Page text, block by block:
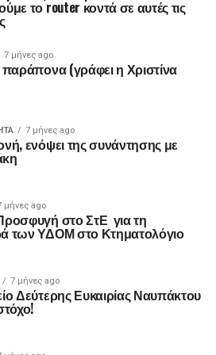
το router κοντά σε αυτές τις
7 μήνες ago
παράπονα (γράφει η Χριστίνα
7 μήνες ago
ενόψει της συνάντησης με
μήνες ago
στο ΣτΕ για τη
των ΥΔΟΜ στο Κτηματολόγιο
7 μήνες ago
Δεύτερης Ευκαιρίας Ναυπάκτου